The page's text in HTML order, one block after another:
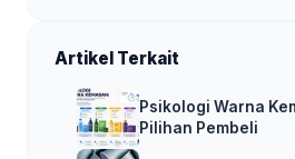
Artikel Terkait
Psikologi Warna
Pilihan Pembeli